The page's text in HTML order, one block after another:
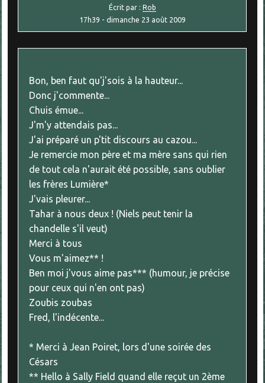
Écrit par : Rob
17h39 - dimanche 23 août 2009
Bon, ben faut qu'j'sois à la hauteur...
Donc j'commente...
Chuis émue...
J'm'y attendais pas...
J'ai préparé un p'tit discours au cazou...
Je remercie mon père et ma mère sans qui rien
de tout cela n'aurait été possible, sans oublier
les frères Lumière*
J'vais pleurer...
Tahar à nous deux ! (Niels peut tenir la
chandelle s'il veut)
Merci à tous
Vous m'aimez** !
Ben moi j'vous aime pas*** (humour, je précise
pour ceux qui n'en ont pas)
Zoubis zoubas
Fred, l'indécente...
* Merci à Jean Poiret, lors d'une soirée des
Césars
** Hello à Sally Field quand elle reçut un 2ème